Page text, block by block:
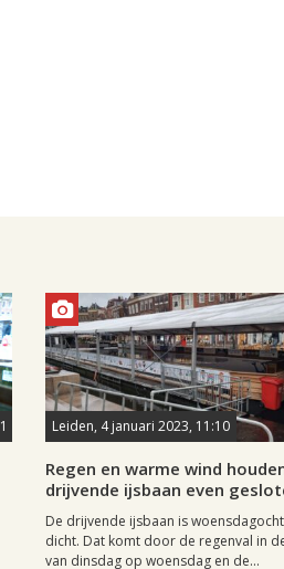
1 Leiden, 4 januari 2023, 11:10
Regen en warme wind
drijvende ijsbaan even
De drijvende ijsbaan is
dicht. Dat komt door de regenval in
van dinsdag op woensdag en de...